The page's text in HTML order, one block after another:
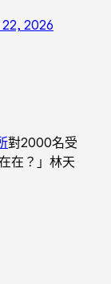
2026
對2000名受
在？」林天